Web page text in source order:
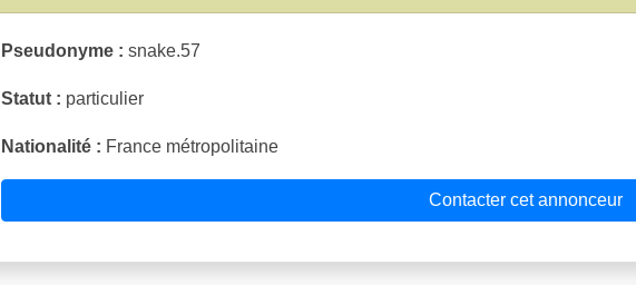
Pseudonyme : snake.57
Statut : particulier
Nationalité : France métropolitaine
Contacter cet annonceur